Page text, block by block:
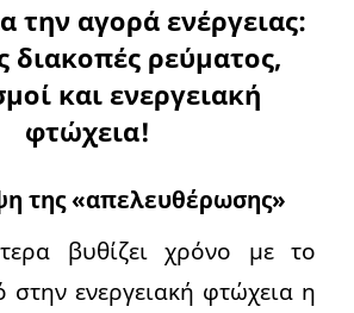
την αγορά ενέργειας:
διακοπές ρεύματος,
και ενεργειακή
φτώχεια!
της «απελευθέρωσης»
βυθίζει χρόνο με το
ενεργειακή φτώχεια η